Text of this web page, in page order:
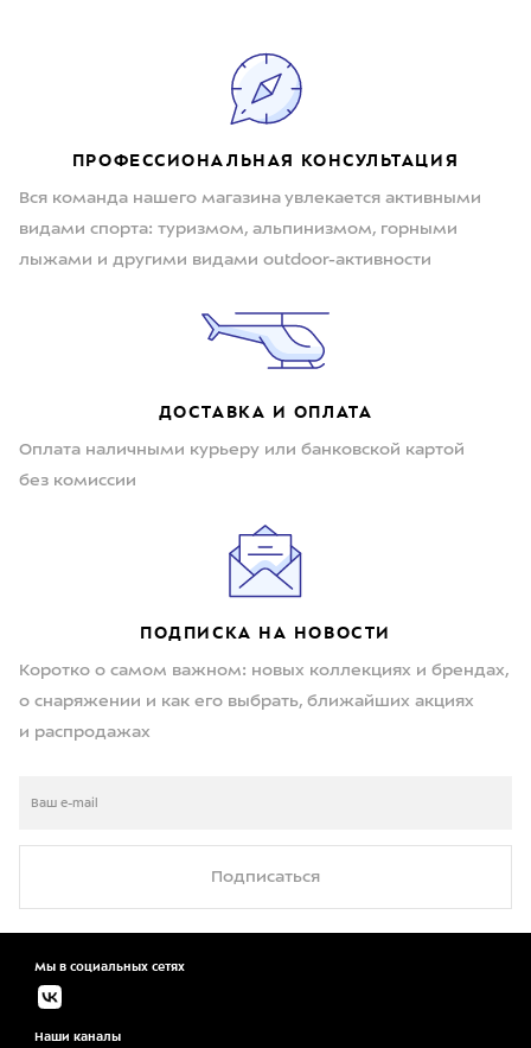
ПРОФЕССИОНАЛЬНАЯ КОНСУЛЬТАЦИЯ
Вся команда нашего магазина увлекается активными
видами спорта: туризмом, альпинизмом, горными
лыжами и другими видами outdoor-активности
ДОСТАВКА И ОПЛАТА
Оплата наличными курьеру или банковской картой
без комиссии
ПОДПИСКА НА НОВОСТИ
Коротко о самом важном: новых коллекциях и брендах,
о снаряжении и как его выбрать, ближайших акциях
и распродажах
Подписаться
Мы в социальных сетях
Наши каналы